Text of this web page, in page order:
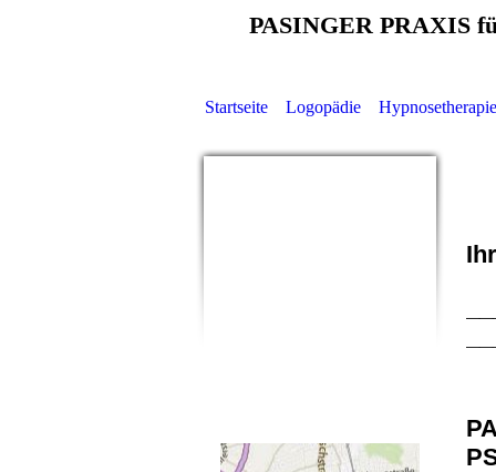
PASINGER PRAXIS für
Startseite Logopädie Hypnosetherapie